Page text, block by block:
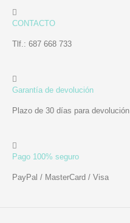
CONTACTO
Tlf.: 687 668 733
Garantía de devolución
Plazo de 30 días para devolución
Pago 100% seguro
PayPal / MasterCard / Visa